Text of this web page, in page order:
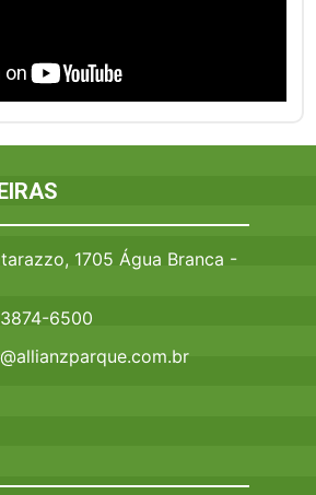
1705 Água Branca -
3874-6500